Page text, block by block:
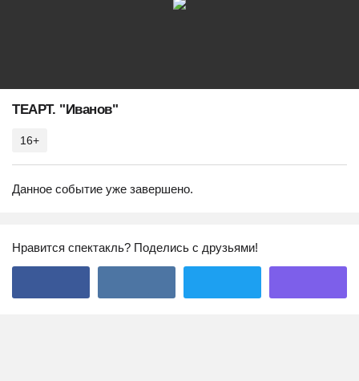
ТЕАРТ. "Иванов"
16+
Данное событие уже завершено.
Нравится спектакль? Поделись с друзьями!